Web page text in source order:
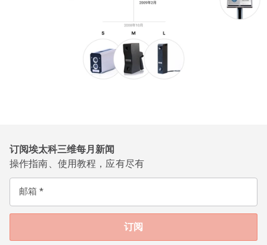
订阅埃太科三维每月新闻
操作指南、使用教程，应有尽有
邮箱